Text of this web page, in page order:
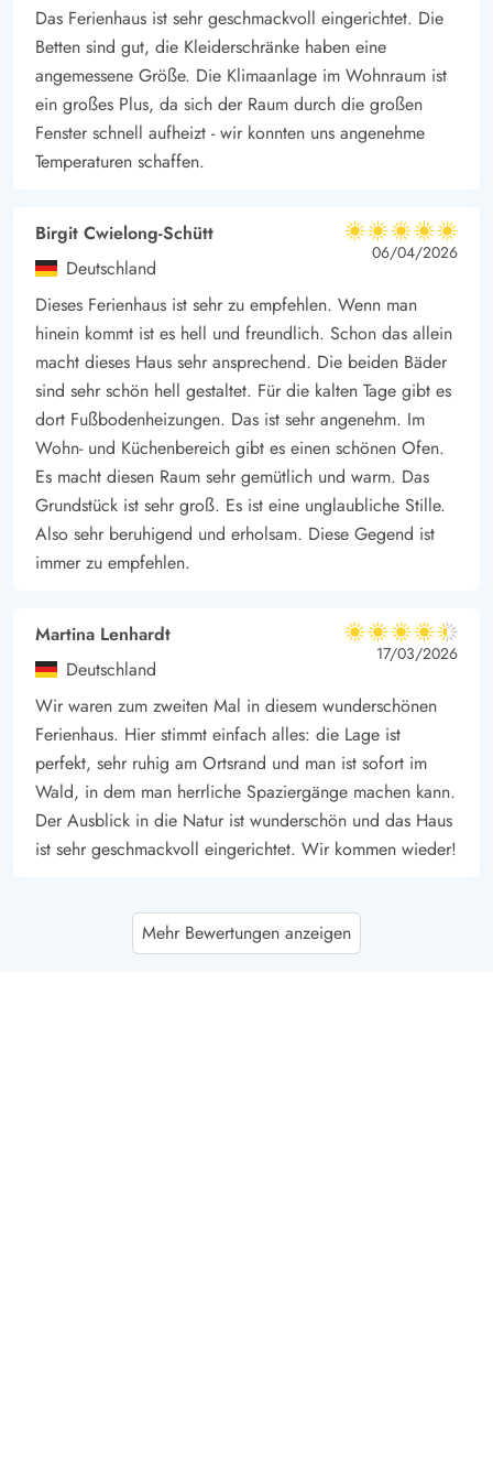
werdet. Leckeren Frischen Fisch bekommt ihr in Hvide Sande,
den könnt ihr Abends auf dem Grill zubereiten.
Das Ferienhaus ist sehr geschmackvoll eingerichtet. Die
Betten sind gut, die Kleiderschränke haben eine
angemessene Größe. Die Klimaanlage im Wohnraum ist
ein großes Plus, da sich der Raum durch die großen
Fenster schnell aufheizt - wir konnten uns angenehme
Temperaturen schaffen.
Birgit Cwielong-Schütt
Deutschland
5 von 5
5 von 5
5 out of 5
06/04/2026
Dieses Ferienhaus ist sehr zu empfehlen. Wenn man
hinein kommt ist es hell und freundlich. Schon das allein
macht dieses Haus sehr ansprechend. Die beiden Bäder
sind sehr schön hell gestaltet. Für die kalten Tage gibt es
dort Fußbodenheizungen. Das ist sehr angenehm. Im
Wohn- und Küchenbereich gibt es einen schönen Ofen.
Es macht diesen Raum sehr gemütlich und warm. Das
Grundstück ist sehr groß. Es ist eine unglaubliche Stille.
Also sehr beruhigend und erholsam. Diese Gegend ist
immer zu empfehlen.
Martina Lenhardt
Deutschland
4.5 von 5
4.5 von 5
4.5 out of 5
17/03/2026
Wir waren zum zweiten Mal in diesem wunderschönen
Ferienhaus. Hier stimmt einfach alles: die Lage ist
perfekt, sehr ruhig am Ortsrand und man ist sofort im
Wald, in dem man herrliche Spaziergänge machen kann.
Der Ausblick in die Natur ist wunderschön und das Haus
ist sehr geschmackvoll eingerichtet. Wir kommen wieder!
Deutschland
5 von 5
5 out of 5
Mehr Bewertungen anzeigen